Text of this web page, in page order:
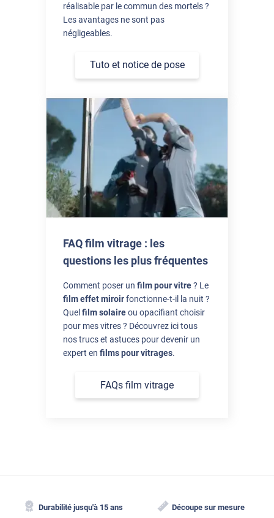
réalisable par le commun des mortels ?
Les avantages ne sont pas
négligeables.
Tuto et notice de pose
FAQ film vitrage : les
questions les plus fréquentes
Comment poser un film pour vitre? Le
film effet miroirfonctionne-t-il la nuit ?
Quel film solaireou opacifiant choisir
pour mes vitres ? Découvrez ici tous
nos trucs et astuces pour devenir un
expert en films pour vitrages.
FAQs film vitrage
Durabilité jusqu'à 15 ans Découpe sur mesure